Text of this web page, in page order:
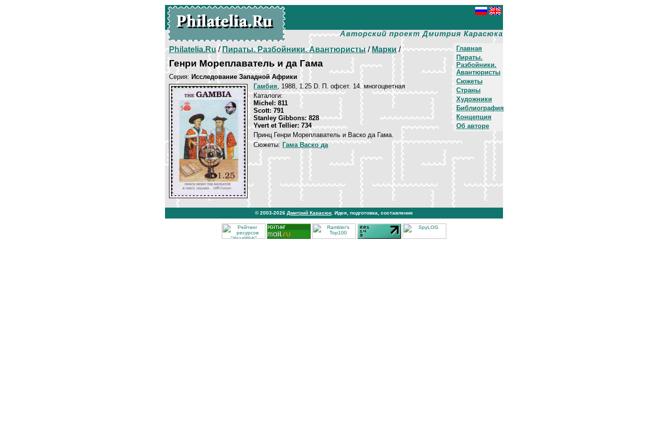
Авторский проект Дмитрия Карасюка
Главная
Пираты.
Разбойники.
Авантюристы
Сюжеты
Страны
Художники
Библиография
Концепция
Об авторе
Philatelia.Ru/Пираты. Разбойники. Авантюристы/ Марки/
Генри Мореплаватель и да Гама
Серия: Исследование Западной Африки
Гамбия, 1988, 1.25 D. П. офсет. 14. многоцветная
Каталоги:
Michel: 811
Scott: 791
Stanley Gibbons: 828
Yvert et Tellier: 734
Принц Генри Мореплаватель и Васко да Гама.
Сюжеты: Гама Васко да
© 2003-2026 Дмитрий Карасюк . Идея, подготовка, составление